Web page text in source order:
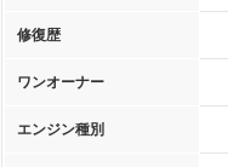
修復歴
ワンオーナー
エンジン種別